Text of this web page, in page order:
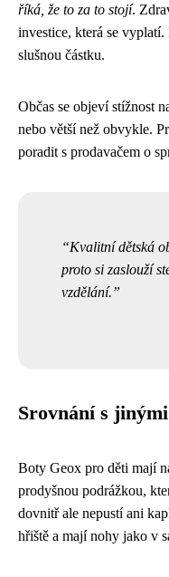
říká, že to za to stojí.
investice, která se
slušnou částku.
Občas se objeví stížnost
nebo větší než obvykle.
poradit s prodavačem o
Kvalitní dětská
proto si zaslouží
vzdělání.
Srovnání s
Boty Geox pro děti mají
prodyšnou podrážkou,
dovnitř ale nepustí ani
hřiště a mají nohy jako v